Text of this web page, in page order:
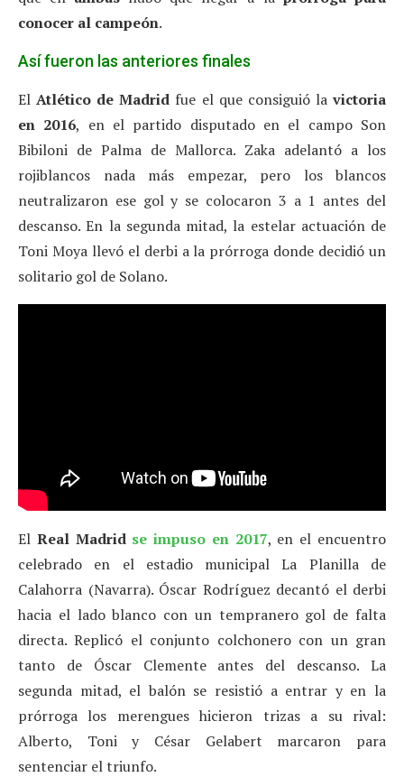
conocer al campeón.
Así fueron las anteriores finales
ElAtlético de Madrid fue el que consiguió lavictoria
en 2016, en el partido disputado en el campo Son
Bibiloni de Palma de Mallorca. Zaka adelantó a los
rojiblancos nada más empezar, pero los blancos
neutralizaron ese gol y se colocaron 3 a 1 antes del
descanso. En la segunda mitad, la estelar actuación de
Toni Moya llevó el derbi a la prórroga donde decidió un
solitario gol de Solano.
El Real Madrid se impuso en 2017, en el encuentro
celebrado en el estadio municipal La Planilla de
Calahorra (Navarra). Óscar Rodríguez decantó el derbi
hacia el lado blanco con un tempranero gol de falta
directa. Replicó el conjunto colchonero con un gran
tanto de Óscar Clemente antes del descanso. La
segunda mitad, el balón se resistió a entrar y en la
prórroga los merengues hicieron trizas a su rival:
Alberto, Toni y César Gelabert marcaron para
sentenciar el triunfo.